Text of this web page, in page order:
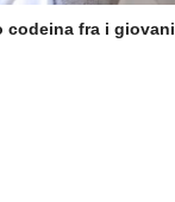
codeina fra i giovani